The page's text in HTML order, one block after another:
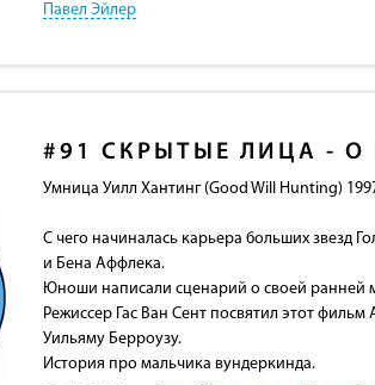
Павел Эйлер
#91 СКРЫТЫЕ ЛИЦА - О
Умница Уилл Хантинг (Good Will Hunting)
С чего начиналась карьера больших звезд
и Бена Аффлека.
Юноши написали сценарий о своей ранней
Режиссер Гас Ван Сент посвятил этот фильм
Уильяму Берроузу.
История про мальчика вундеркинда.